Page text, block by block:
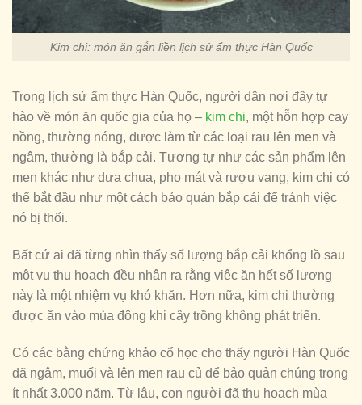
Kim chi: món ăn gắn liền lịch sử ẩm thực Hàn Quốc
Trong lịch sử ẩm thực Hàn Quốc, người dân nơi đây tự
hào về món ăn quốc gia của họ – kim chi, một hỗn hợp cay
nồng, thường nóng, được làm từ các loại rau lên men và
ngâm, thường là bắp cải. Tương tự như các sản phẩm lên
men khác như dưa chua, pho mát và rượu vang, kim chi có
thể bắt đầu như một cách bảo quản bắp cải để tránh việc
nó bị thối.
Bất cứ ai đã từng nhìn thấy số lượng bắp cải khổng lồ sau
một vụ thu hoạch đều nhận ra rằng việc ăn hết số lượng
này là một nhiệm vụ khó khăn. Hơn nữa, kim chi thường
được ăn vào mùa đông khi cây trồng không phát triển.
Có các bằng chứng khảo cổ học cho thấy người Hàn Quốc
đã ngâm, muối và lên men rau củ để bảo quản chúng trong
ít nhất 3.000 năm. Từ lâu, con người đã thu hoạch mùa